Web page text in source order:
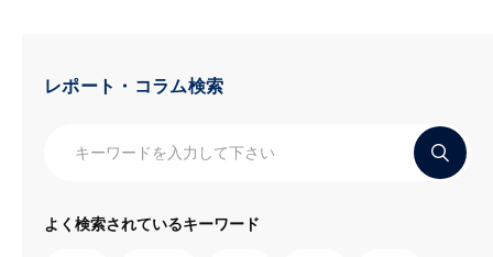
レポート・コラム検索
よく検索されているキーワード